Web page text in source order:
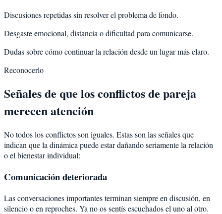
Discusiones repetidas sin resolver el problema de fondo.
Desgaste emocional, distancia o dificultad para comunicarse.
Dudas sobre cómo continuar la relación desde un lugar más claro.
Reconocerlo
Señales de que los conflictos de pareja
merecen atención
No todos los conflictos son iguales. Estas son las señales que
indican que la dinámica puede estar dañando seriamente la relación
o el bienestar individual:
Comunicación deteriorada
Las conversaciones importantes terminan siempre en discusión, en
silencio o en reproches. Ya no os sentís escuchados el uno al otro.